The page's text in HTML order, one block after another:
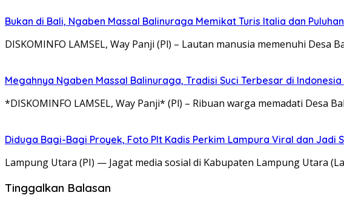
Bukan di Bali, Ngaben Massal Balinuraga Memikat Turis Italia dan
DISKOMINFO LAMSEL, Way Panji (Pl) – Lautan manusia memenuhi Desa
Megahnya Ngaben Massal Balinuraga, Tradisi Suci Terbesar di
*DISKOMINFO LAMSEL, Way Panji* (Pl) – Ribuan warga memadati Desa
Diduga Bagi-Bagi Proyek, Foto Plt Kadis Perkim Lampura Viral dan Jadi
Lampung Utara (PI) — Jagat media sosial di Kabupaten Lampung Utara
Tinggalkan Balasan